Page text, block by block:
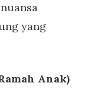
yang
Anak)